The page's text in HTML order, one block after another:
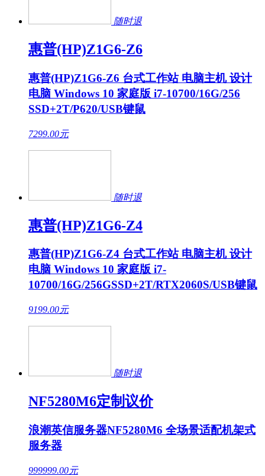
随时退
惠普(HP)Z1G6-Z6
惠普(HP)Z1G6-Z6 台式工作站 电脑主机 设计
电脑 Windows 10 家庭版 i7-10700/16G/256
SSD+2T/P620/USB键鼠
7299.00元
随时退
惠普(HP)Z1G6-Z4
惠普(HP)Z1G6-Z4 台式工作站 电脑主机 设计
电脑 Windows 10 家庭版 i7-
10700/16G/256GSSD+2T/RTX2060S/USB键鼠
9199.00元
随时退
NF5280M6定制议价
浪潮英信服务器NF5280M6 全场景适配机架式
服务器
999999.00元